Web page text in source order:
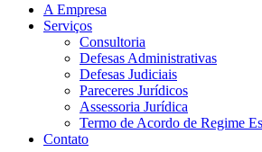
A Empresa
Serviços
Consultoria
Defesas Administrativas
Defesas Judiciais
Pareceres Jurídicos
Assessoria Jurídica
Termo de Acordo de Regime
Contato